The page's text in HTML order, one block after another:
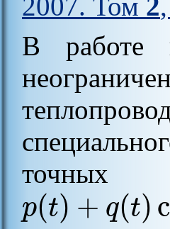
В работе
p(t) + q(t)